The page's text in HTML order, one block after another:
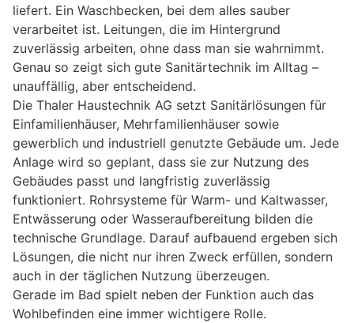
liefert. Ein Waschbecken, bei dem alles sauber
verarbeitet ist. Leitungen, die im Hintergrund
zuverlässig arbeiten, ohne dass man sie wahrnimmt.
Genau so zeigt sich gute Sanitärtechnik im Alltag –
unauffällig, aber entscheidend.
Die Thaler Haustechnik AG setzt Sanitärlösungen für
Einfamilienhäuser, Mehrfamilienhäuser sowie
gewerblich und industriell genutzte Gebäude um. Jede
Anlage wird so geplant, dass sie zur Nutzung des
Gebäudes passt und langfristig zuverlässig
funktioniert. Rohrsysteme für Warm- und Kaltwasser,
Entwässerung oder Wasseraufbereitung bilden die
technische Grundlage. Darauf aufbauend ergeben sich
Lösungen, die nicht nur ihren Zweck erfüllen, sondern
auch in der täglichen Nutzung überzeugen.
Gerade im Bad spielt neben der Funktion auch das
Wohlbefinden eine immer wichtigere Rolle.